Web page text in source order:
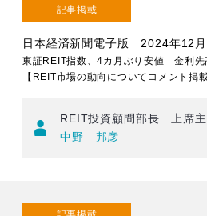
記事掲載
日本経済新聞電子版 2024年12月
東証REIT指数、4カ月ぶり安値 金利先
【REIT市場の動向についてコメント掲載
REIT投資顧問部長 上席主
中野 邦彦